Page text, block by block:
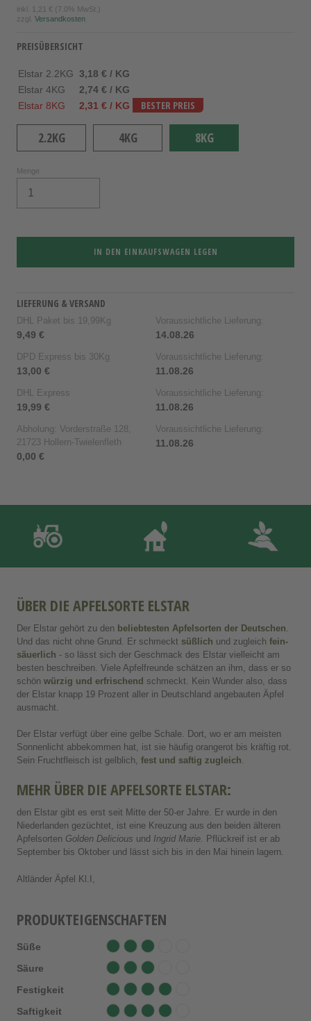
inkl. 1,21 € (7.0% MwSt.)
zzgl. Versandkosten
PREISÜBERSICHT
Elstar 2.2KG 3,18 € / KG
Elstar 4KG
2,74 € / KG
Elstar 8KG
2,31 € / KG BESTER PREIS
2.2KG 4KG 8KG
Menge
IN DEN EINKAUFSWAGEN LEGEN
LIEFERUNG & VERSAND
DHL Paket bis 19,99Kg
9,49 €
Voraussichtliche Lieferung:
14.08.26
DPD Express bis 30Kg
13,00 €
Voraussichtliche Lieferung:
11.08.26
DHL Express
19,99 €
Voraussichtliche Lieferung:
11.08.26
Abholung: Vorderstraße 128,
21723 Hollern-Twielenfleth
0,00 €
Voraussichtliche Lieferung:
11.08.26
PRODUKTEIGENSCHAFTEN
Süße
Säure
Festigkeit
Saftigkeit
ÜBER DIE APFELSORTE ELSTAR
Der Elstar gehört zu den beliebtesten Apfelsorten der Deutschen
Und das nicht ohne Grund. Er schmeckt süßlich und zugleich fein-
säuerlich - so lässt sich der Geschmack des Elstar vielleicht am
besten beschreiben. Viele Apfelfreunde schätzen an ihm, dass er so
schön würzig und erfrischend schmeckt. Kein Wunder also, dass
der Elstar knapp 19 Prozent aller in Deutschland angebauten Äpfel
ausmacht.
Der Elstar verfügt über eine gelbe Schale. Dort, wo er am meisten
Sonnenlicht abbekommen hat, ist sie häufig orangerot bis kräftig rot.
Sein Fruchtfleisch ist gelblich, fest und saftig zugleich.
MEHR ÜBER DIE APFELSORTE ELSTAR:
den Elstar gibt es erst seit Mitte der 50-er Jahre. Er wurde in den
Niederlanden gezüchtet, ist eine Kreuzung aus den beiden älteren
Apfelsorten Golden Delicious und Ingrid Marie. Pflückreif ist er ab
September bis Oktober und lässt sich bis in den Mai hinein lagern.
Altländer Äpfel Kl.I,